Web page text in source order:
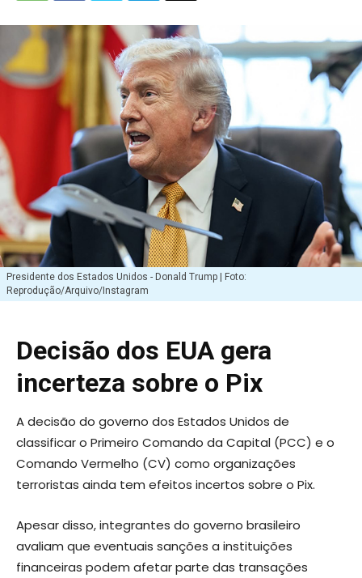
Presidente dos Estados Unidos - Donald Trump | Foto:
Reprodução/Arquivo/Instagram
Decisão dos EUA gera
incerteza sobre o Pix
A decisão do governo dos Estados Unidos de
classificar o Primeiro Comando da Capital (PCC) e o
Comando Vermelho (CV) como organizações
terroristas ainda tem efeitos incertos sobre o Pix.
Apesar disso, integrantes do governo brasileiro
avaliam que eventuais sanções a instituições
financeiras podem afetar parte das transações